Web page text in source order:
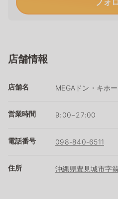
店舗情報
店舗名 MEGAドン・キホ
営業時間 9:00~27:00
電話番号 098-840-6511
住所 沖縄県豊見城市字